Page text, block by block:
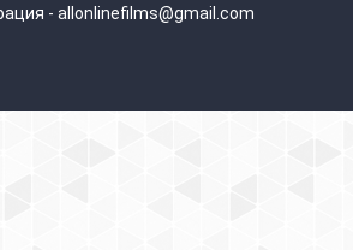
- allonlinefilms@gmail.com